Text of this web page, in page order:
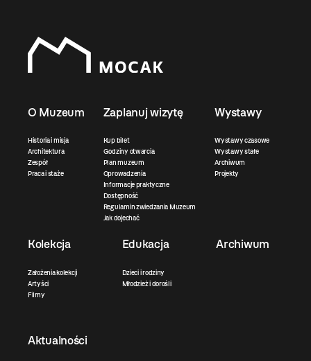
O Muzeum
Historia i misja
Architektura
Zespół
Praca i staże
Zaplanuj wizytę
Kup bilet
Godziny otwarcia
Plan muzeum
Oprowadzenia
Informacje praktyczne
Dostępność
Regulamin zwiedzania Muzeum
Jak dojechać
Wystawy
Wystawy czasowe
Wystawy stałe
Archiwum
Projekty
Kolekcja
Założenia kolekcji
Artyści
Filmy
Edukacja
Dzieci i rodziny
Młodzież i dorośli
Archiwum
Aktualności